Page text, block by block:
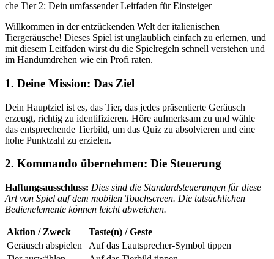
che Tier 2: Dein umfassender Leitfaden für Einsteiger
Willkommen in der entzückenden Welt der italienischen
Tiergeräusche! Dieses Spiel ist unglaublich einfach zu erlernen, und
mit diesem Leitfaden wirst du die Spielregeln schnell verstehen und
im Handumdrehen wie ein Profi raten.
1. Deine Mission: Das Ziel
Dein Hauptziel ist es, das Tier, das jedes präsentierte Geräusch
erzeugt, richtig zu identifizieren. Höre aufmerksam zu und wähle
das entsprechende Tierbild, um das Quiz zu absolvieren und eine
hohe Punktzahl zu erzielen.
2. Kommando übernehmen: Die Steuerung
Haftungsausschluss: Dies sind die Standardsteuerungen für diese
Art von Spiel auf dem mobilen Touchscreen. Die tatsächlichen
Bedienelemente können leicht abweichen.
Aktion / Zweck
Taste(n) / Geste
Geräusch abspielen
Auf das Lautsprecher-Symbol tippen